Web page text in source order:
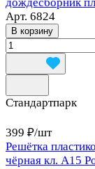
дождесборник
Арт. 6824
В корзину
Стандартпарк
399 ₽/шт
Решётка
чёрная кл. А15